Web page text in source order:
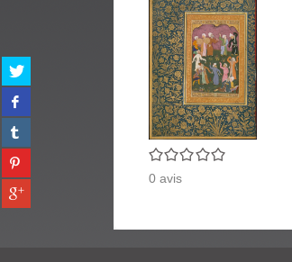
Partager
sur
twitter
(Nouvelle
fenêtre)
Partager
sur
facebook
(Nouvelle
fenêtre)
Partager
sur
tumblr
(Nouvelle
fenêtre)
Partager
sur
pinterest
(Nouvelle
Partager
sur
0/5
0 avis